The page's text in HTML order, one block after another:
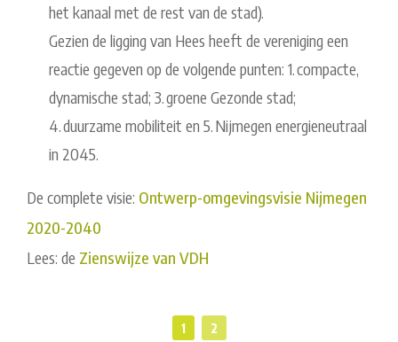
het kanaal met de rest van de stad).
Gezien de ligging van Hees heeft de vereniging een
reactie gegeven op de volgende punten: 1. compacte,
dynamische stad; 3. groene Gezonde stad;
4. duurzame mobiliteit en 5. Nijmegen energieneutraal
in 2045.
De complete visie: Ontwerp-omgevingsvisie Nijmegen
2020-2040
Lees: de Zienswijze van VDH
1 2